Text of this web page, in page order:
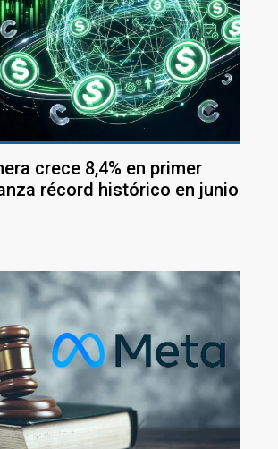
crece 8,4% en primer
récord histórico en junio